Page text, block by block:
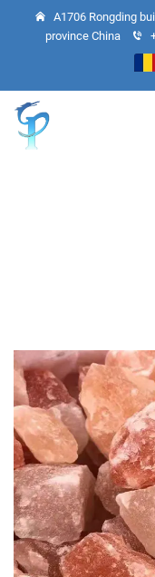
A1706 Rongding
province China